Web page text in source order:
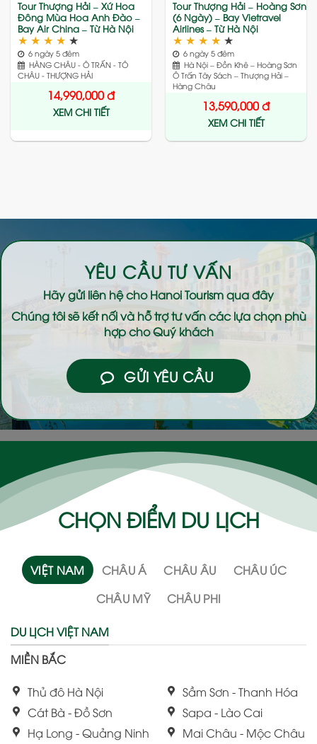
Tour Thượng Hải – Xứ Hoa
Đông Mùa Hoa Anh Đào –
Bay Air China – Từ Hà Nội
★ ★ ★ ★ ★
6 ngày 5 đêm
HÀNG CHÂU - Ô TRẤN - TÔ
CHÂU - THƯỢNG HẢI
14,990,000đ
XEM CHI TIẾT
Tour Thượng Hải – Hoàng Sơn
(6 Ngày) – Bay Vietravel
Airlines – Từ Hà Nội
★ ★ ★ ★ ★
6 ngày 5 đêm
Hà Nội – Đồn Khê – Hoàng Sơn
Ô Trấn Tây Sách – Thượng Hải –
Hàng Châu
13,590,000đ
XEM CHI TIẾT
YÊU CẦU TƯ VẤN
Hãy gửi liên hệ choHanoi Tourismqua đây
Chúng tôi sẽ kết nối và hỗ trợ tư vấn các lựa chọn phù
hợp cho Quý khách
GỬI YÊU CẦU
CHỌN ĐIỂM DU LỊCH
VIỆT NAM CHÂU Á CHÂU ÂU
CHÂU ÚC
CHÂU MỸ
CHÂU PHI
DU LỊCH VIỆT NAM
MIỀN BẮC
Thủ đô Hà Nội
Cát Bà - Đồ Sơn
Hạ Long - Quảng Ninh
Sầm Sơn - Thanh Hóa
Sapa - Lào Cai
Mai Châu - Mộc Châu